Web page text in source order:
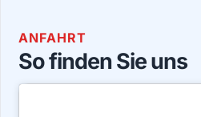
ANFAHRT
So finden Sie uns